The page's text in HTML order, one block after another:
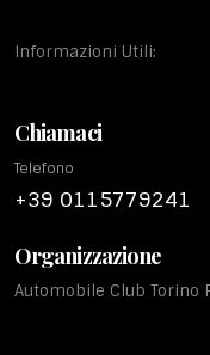
Informazioni Utili:
Chiamaci
Telefono
+39 0115779241
Organizzazione
Automobile Club Torino